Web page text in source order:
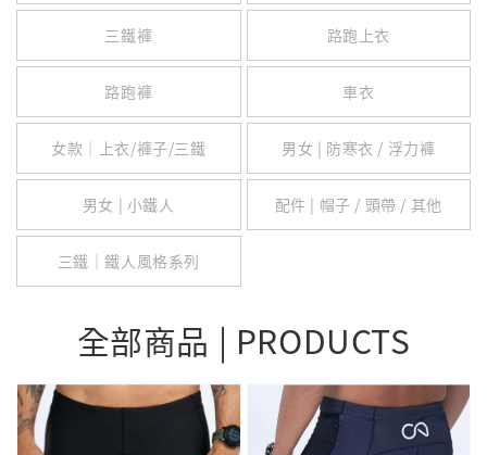
三鐵褲 路跑上衣
路跑褲 車衣
女款｜上衣/褲子/三鐵 男女 | 防寒衣 / 浮力褲
男女 | 小鐵人 配件 | 帽子 / 頭帶 / 其他
三鐵｜鐵人風格系列
全部商品 | PRODUCTS